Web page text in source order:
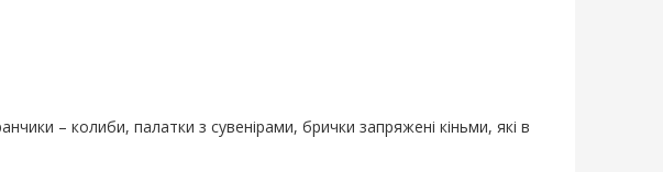
– колиби, палатки з сувенірами, брички запряжені кіньми, які в